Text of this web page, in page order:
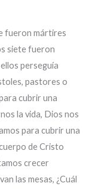
fueron mártires
siete fueron
perseguía
pastores o
cubrir una
la vida, Dios nos
para cubrir una
de Cristo
crecer
las mesas, ¿Cuál